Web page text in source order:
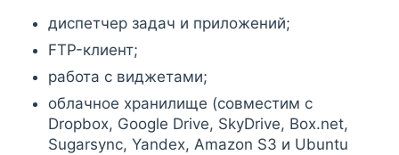
диспетчер задач и приложений;
FTP-клиент;
работа с виджетами;
облачное хранилище (совместим с
Dropbox, Google Drive, SkyDrive, Box.net,
Sugarsync, Yandex, Amazon S3 и Ubuntu